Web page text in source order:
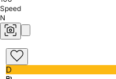
Speed
N
D